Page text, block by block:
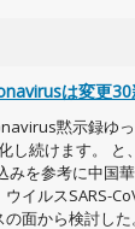
は変更30
黙示録ゆ
し続けます。
みを参考に中国
イルスSARS-
面から検討し